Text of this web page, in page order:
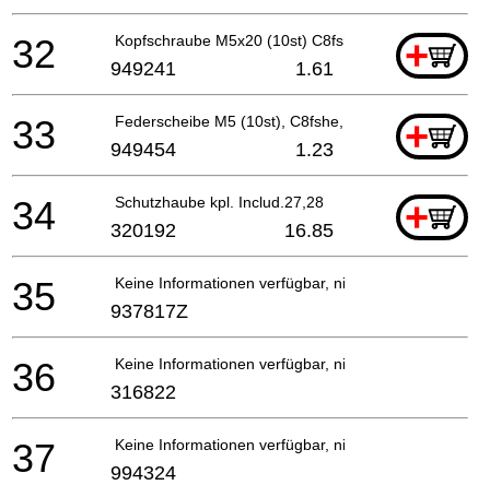
Kopfschraube M5x20 (10st) C8fshe, C8fse+
32 949241 1.61
Federscheibe M5 (10st), C8fshe, C8fse +
33 949454 1.23
Schutzhaube kpl. Includ.27,28 +
34 320192 16.85
Keine Informationen verfügbar, nicht bestellbar
35 937817Z
Keine Informationen verfügbar, nicht bestellbar
36 316822
Keine Informationen verfügbar, nicht bestellbar
37 994324